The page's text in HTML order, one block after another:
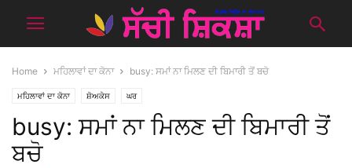
Home ਮਹਿਲਾਵਾਂ ਦਾ ਕੋਨਾ busy: ਸਮਾਂ ਨਾ ਮਿਲਣ ਦੀ ਬਿਮਾਰੀ ਤੋਂ ਬਚੋ
ਮਹਿਲਾਵਾਂ ਦਾ ਕੋਨਾ ਸ਼ੋਅਕੇਸ ਘਰ
busy: ਸਮਾਂ ਨਾ ਮਿਲਣ ਦੀ ਬਿਮਾਰੀ ਤੋਂ
ਬਚੋ